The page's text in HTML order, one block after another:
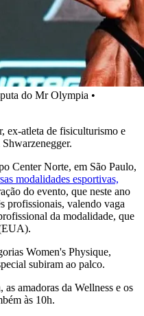
do Mr Olympia •
ex-atleta de fisiculturismo e
Center Norte, em São Paulo,
modalidades esportivas,
do evento, que neste ano
profissionais, valendo vaga
da modalidade, que
Women's Physique,
subiram ao palco.
amadoras da Wellness e os
às 10h.